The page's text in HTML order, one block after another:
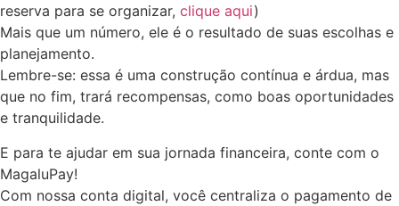
reserva para se organizar, clique aqui)
Mais que um número, ele é o resultado de suas escolhas e
planejamento.
Lembre-se: essa é uma construção contínua e árdua, mas
que no fim, trará recompensas, como boas oportunidades
e tranquilidade.
E para te ajudar em sua jornada financeira, conte com o
MagaluPay!
Com nossa conta digital, você centraliza o pagamento de